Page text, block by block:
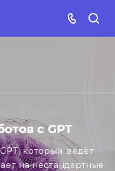
с GPT
который ведёт
на нестандартные